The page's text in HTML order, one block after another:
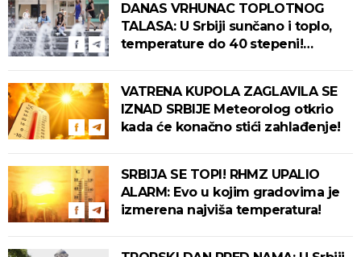
DANAS VRHUNAC TOPLOTNOG
TALASA: U Srbiji sunčano i toplo,
temperature do 40 stepeni!
VATRENA KUPOLA ZAGLAVILA SE
IZNAD SRBIJE Meteorolog otkrio
kada će konačno stići zahlađenje!
SRBIJA SE TOPI! RHMZ UPALIO
ALARM: Evo u kojim gradovima je
izmerena najviša temperatura!